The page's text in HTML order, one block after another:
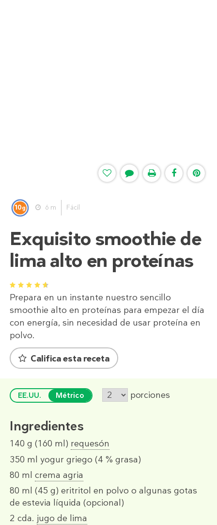
10g 6 m Fácil
Exquisito smoothie de
lima alto en proteínas
1 2 3 4 5
Prepara en un instante nuestro sencillo
smoothie alto en proteínas para empezar el día
con energía, sin necesidad de usar proteína en
polvo.
Califica esta receta
EE.UU. Métrico porciones
Ingredientes
140 g (160 ml) requesón
350 ml yogur griego (4 % grasa)
80 ml crema agria
80 ml (45 g) eritritol en polvo o algunas gotas
de estevia líquida (opcional)
2 cda. jugo de lima